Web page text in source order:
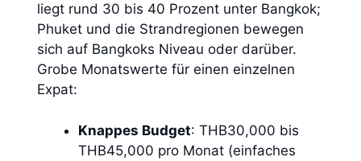
liegt rund 30 bis 40 Prozent unter Bangkok;
Phuket und die Strandregionen bewegen
sich auf Bangkoks Niveau oder darüber.
Grobe Monatswerte für einen einzelnen
Expat:
Knappes Budget: THB30,000 bis
THB45,000 pro Monat (einfaches